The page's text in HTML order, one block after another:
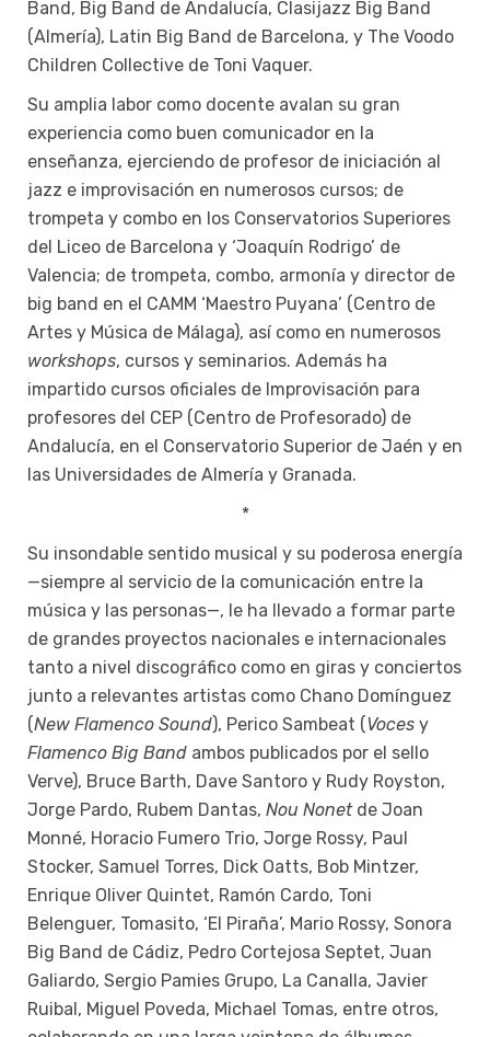
Band, Big Band de Andalucía, Clasijazz Big Band
(Almería), Latin Big Band de Barcelona, y The Voodo
Children Collective de Toni Vaquer.
Su amplia labor como docente avalan su gran
experiencia como buen comunicador en la
enseñanza, ejerciendo de profesor de iniciación al
jazz e improvisación en numerosos cursos; de
trompeta y combo en los Conservatorios Superiores
del Liceo de Barcelona y ‘Joaquín Rodrigo’ de
Valencia; de trompeta, combo, armonía y director de
big band en el CAMM ‘Maestro Puyana’ (Centro de
Artes y Música de Málaga), así como en numerosos
workshops, cursos y seminarios. Además ha
impartido cursos oficiales de Improvisación para
profesores del CEP (Centro de Profesorado) de
Andalucía, en el Conservatorio Superior de Jaén y en
las Universidades de Almería y Granada.
*
Su insondable sentido musical y su poderosa energía
—siempre al servicio de la comunicación entre la
música y las personas—, le ha llevado a formar parte
de grandes proyectos nacionales e internacionales
tanto a nivel discográfico como en giras y conciertos
junto a relevantes artistas como Chano Domínguez
(New Flamenco Sound), Perico Sambeat (Voces y
Flamenco Big Band ambos publicados por el sello
Verve), Bruce Barth, Dave Santoro y Rudy Royston,
Jorge Pardo, Rubem Dantas, Nou Nonetde Joan
Monné, Horacio Fumero Trio, Jorge Rossy, Paul
Stocker, Samuel Torres, Dick Oatts, Bob Mintzer,
Enrique Oliver Quintet, Ramón Cardo, Toni
Belenguer, Tomasito, ‘El Piraña’, Mario Rossy, Sonora
Big Band de Cádiz, Pedro Cortejosa Septet, Juan
Galiardo, Sergio Pamies Grupo, La Canalla, Javier
Ruibal, Miguel Poveda, Michael Tomas, entre otros,